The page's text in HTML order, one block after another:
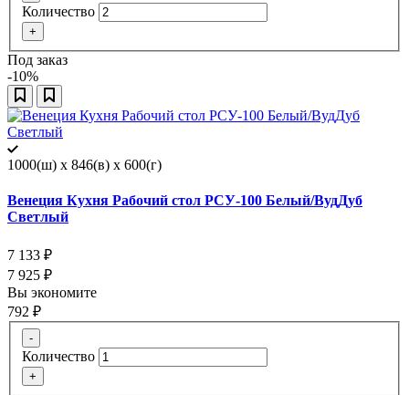
Количество
+
Под заказ
-10%
1000(ш) x 846(в) x 600(г)
Венеция Кухня Рабочий стол РСУ-100 Белый/ВудДуб
Светлый
7 133 ₽
7 925 ₽
Вы экономите
792 ₽
-
Количество
+